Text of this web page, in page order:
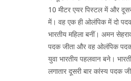
10 मीटर एयर पिस्टल में और
में। वह एक ही ओलंपिक में दो
भारतीय महिला बनीं। अमन
पदक जीता और वह ओलंपिक
युवा भारतीय पहलवान बने।
लगातार दूसरी बार कांस्य पदक